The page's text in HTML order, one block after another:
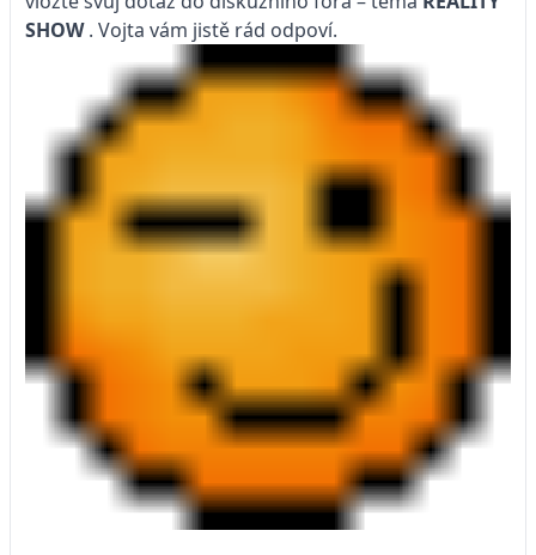
SHOW. Vojta vám jistě rád odpoví.